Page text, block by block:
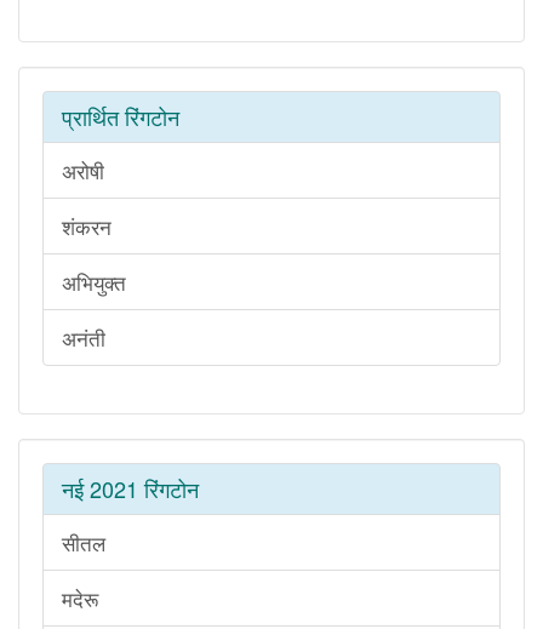
प्रार्थित रिंगटोन
अरोषी
शंकरन
अभियुक्त
अनंती
नई 2021 रिंगटोन
सीतल
मदेरू